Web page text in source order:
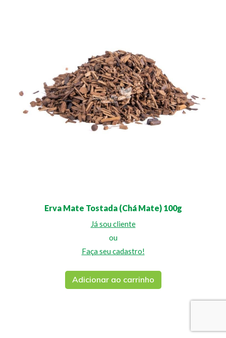
Erva Mate Tostada (Chá Mate) 100g
Já sou cliente
ou
Faça seu cadastro!
Adicionar ao carrinho